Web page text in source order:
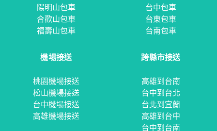
陽明山包車
合歡山包車
福壽山包車
台中包車
台東包車
台南包車
機場接送
桃園機場接送
松山機場接送
台中機場接送
高雄機場接送
跨縣市接送
高雄到台南
台中到台北
台北到宜蘭
高雄到台中
台中到台南